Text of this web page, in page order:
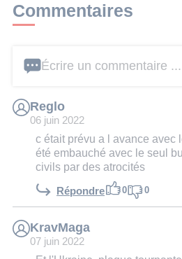
Commentaires
Écrire un commentaire ...
Reglo
06 juin 2022
c était prévu a l avance avec
été embauché avec le seul
civils par des atrocités
Répondre 0 0
KravMaga
07 juin 2022